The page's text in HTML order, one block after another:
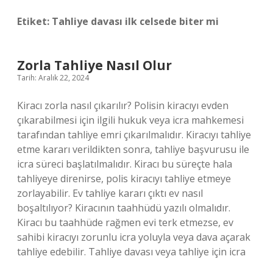
Etiket: Tahliye davası ilk celsede biter mi
Zorla Tahliye Nasıl Olur
Tarih: Aralık 22, 2024
Kiracı zorla nasıl çıkarılır? Polisin kiracıyı evden
çıkarabilmesi için ilgili hukuk veya icra mahkemesi
tarafından tahliye emri çıkarılmalıdır. Kiracıyı tahliye
etme kararı verildikten sonra, tahliye başvurusu ile
icra süreci başlatılmalıdır. Kiracı bu süreçte hala
tahliyeye direnirse, polis kiracıyı tahliye etmeye
zorlayabilir. Ev tahliye kararı çıktı ev nasıl
boşaltılıyor? Kiracının taahhüdü yazılı olmalıdır.
Kiracı bu taahhüde rağmen evi terk etmezse, ev
sahibi kiracıyı zorunlu icra yoluyla veya dava açarak
tahliye edebilir. Tahliye davası veya tahliye için icra